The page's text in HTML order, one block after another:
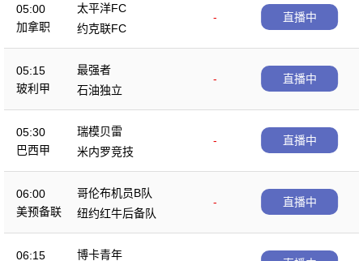
05:00
加拿职
太平洋FC
-
约克联FC
直播中
05:15
玻利甲
最强者
-
石油独立
直播中
05:30
巴西甲
瑞模贝雷
-
米内罗竞技
直播中
06:00
美预备联
哥伦布机员B队
-
纽约红牛后备队
直播中
06:15
博卡青年